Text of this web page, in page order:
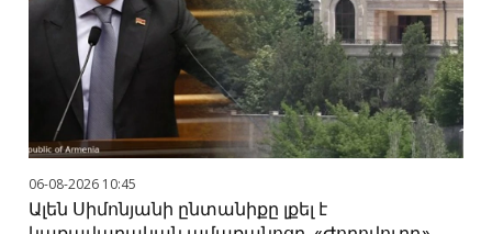
06-08-2026 10:45
Ալեն Սիմոնյանի ընտանիքը լքել է